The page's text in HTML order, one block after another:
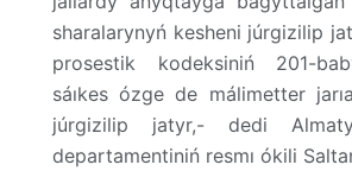
sharalarynyń kesheni júrgizilip
prosestik kodeksiniń 201-
sáıkes ózge de málimetter
júrgizilip jatyr,- dedi
departamentiniń resmı ókili